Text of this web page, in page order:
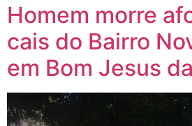
Homem morre
cais do Bairro
em Bom Jesus